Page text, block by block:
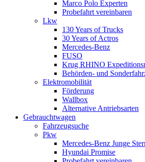
Marco Polo Experten
Probefahrt vereinbaren
Lkw
130 Years of Trucks
30 Years of Actros
Mercedes-Benz
FUSO
Krug RHINO
Behörden- und
Elektromobilität
Förderung
Wallbox
Alternative Antriebsarten
Gebrauchtwagen
Fahrzeugsuche
Pkw
Mercedes-Benz Junge
Hyundai Promise